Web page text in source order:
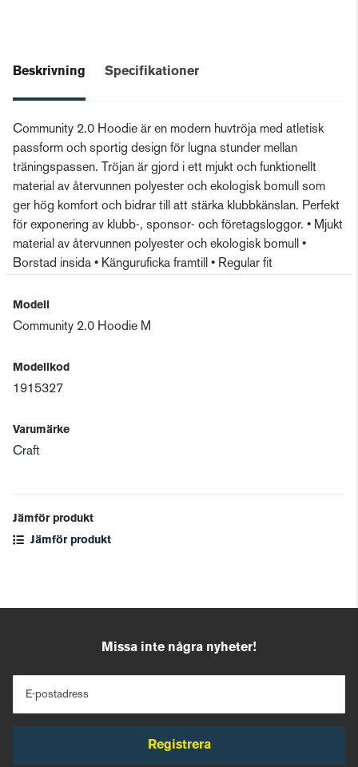
Beskrivning Specifikationer
Community 2.0 Hoodie är en modern huvtröja med atletisk
passform och sportig design för lugna stunder mellan
träningspassen. Tröjan är gjord i ett mjukt och funktionellt
material av återvunnen polyester och ekologisk bomull som
ger hög komfort och bidrar till att stärka klubbkänslan. Perfekt
för exponering av klubb-, sponsor- och företagsloggor. • Mjukt
material av återvunnen polyester och ekologisk bomull •
Borstad insida • Känguruficka framtill • Regular fit
Modell
Community 2.0 Hoodie M
Modellkod
1915327
Varumärke
Craft
Jämför produkt
Jämför produkt
Missa inte några nyheter!
E-postadress
Registrera